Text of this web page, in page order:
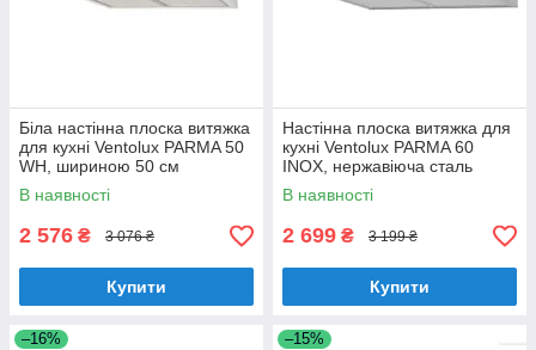
Біла настінна плоска витяжка
для кухні Ventolux PARMA 50
WH, шириною 50 см
В наявності
2 576 ₴ 3 076 ₴
Купити
Настінна плоска витяжка для
кухні Ventolux PARMA 60
INOX, нержавіюча сталь
шириною 60 см
В наявності
2 699 ₴ 3 199 ₴
Купити
–16% –15%